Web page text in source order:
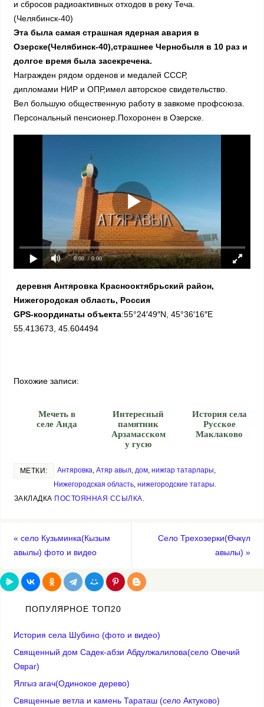
и сбросов радиоактивных отходов в реку Теча.
(Челябинск-40)
Эта была самая страшная ядерная авария в
Озерске(Челябинск-40),страшнее Чернобыля в 10 раз и
долгое время была засекречена.
Награжден рядом орденов и медалей СССР,
дипломами НИР и ОПР,имел авторское свидетельство.
Вел большую общественную работу в завкоме профсоюза.
Персональный пенсионер.Похоронен в Озерске.
0:00 / 0:00
деревня Антяровка Краснооктябрьский район,
Нижегородская область, Россия
GPS-координаты объекта:55°24′49″N, 45°36′16″E
55.413673, 45.604494
Похожие записи:
Мечеть в
селе Анда
Интересный
памятник
Арзамасском
у гусю
История села
Русское
Маклаково
МЕТКИ: Антяровка, Атяр авыл, дом, нижгар татарлары,
Нижегородская область, нижегородские татары.
ЗАКЛАДКА ПОСТОЯННАЯ ССЫЛКА.
« село Кузьминка(Кызым
авылы) фото и видео
Село Трехозерки(Өчкүл
авылы)»
ПОПУЛЯРНОЕ ТОП20
История села Шубино (фото и видео)
Священный дом Садек-абзи Абдулжалилова(село Овечий
Овраг)
Ялгыз агач(Одинокое дерево)
Cвященные ветла и камень Тараташ (село Актуково)